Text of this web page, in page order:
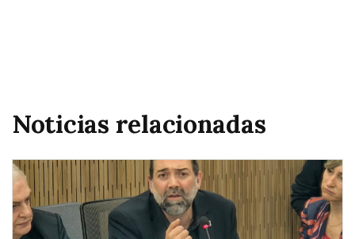
Noticias relacionadas